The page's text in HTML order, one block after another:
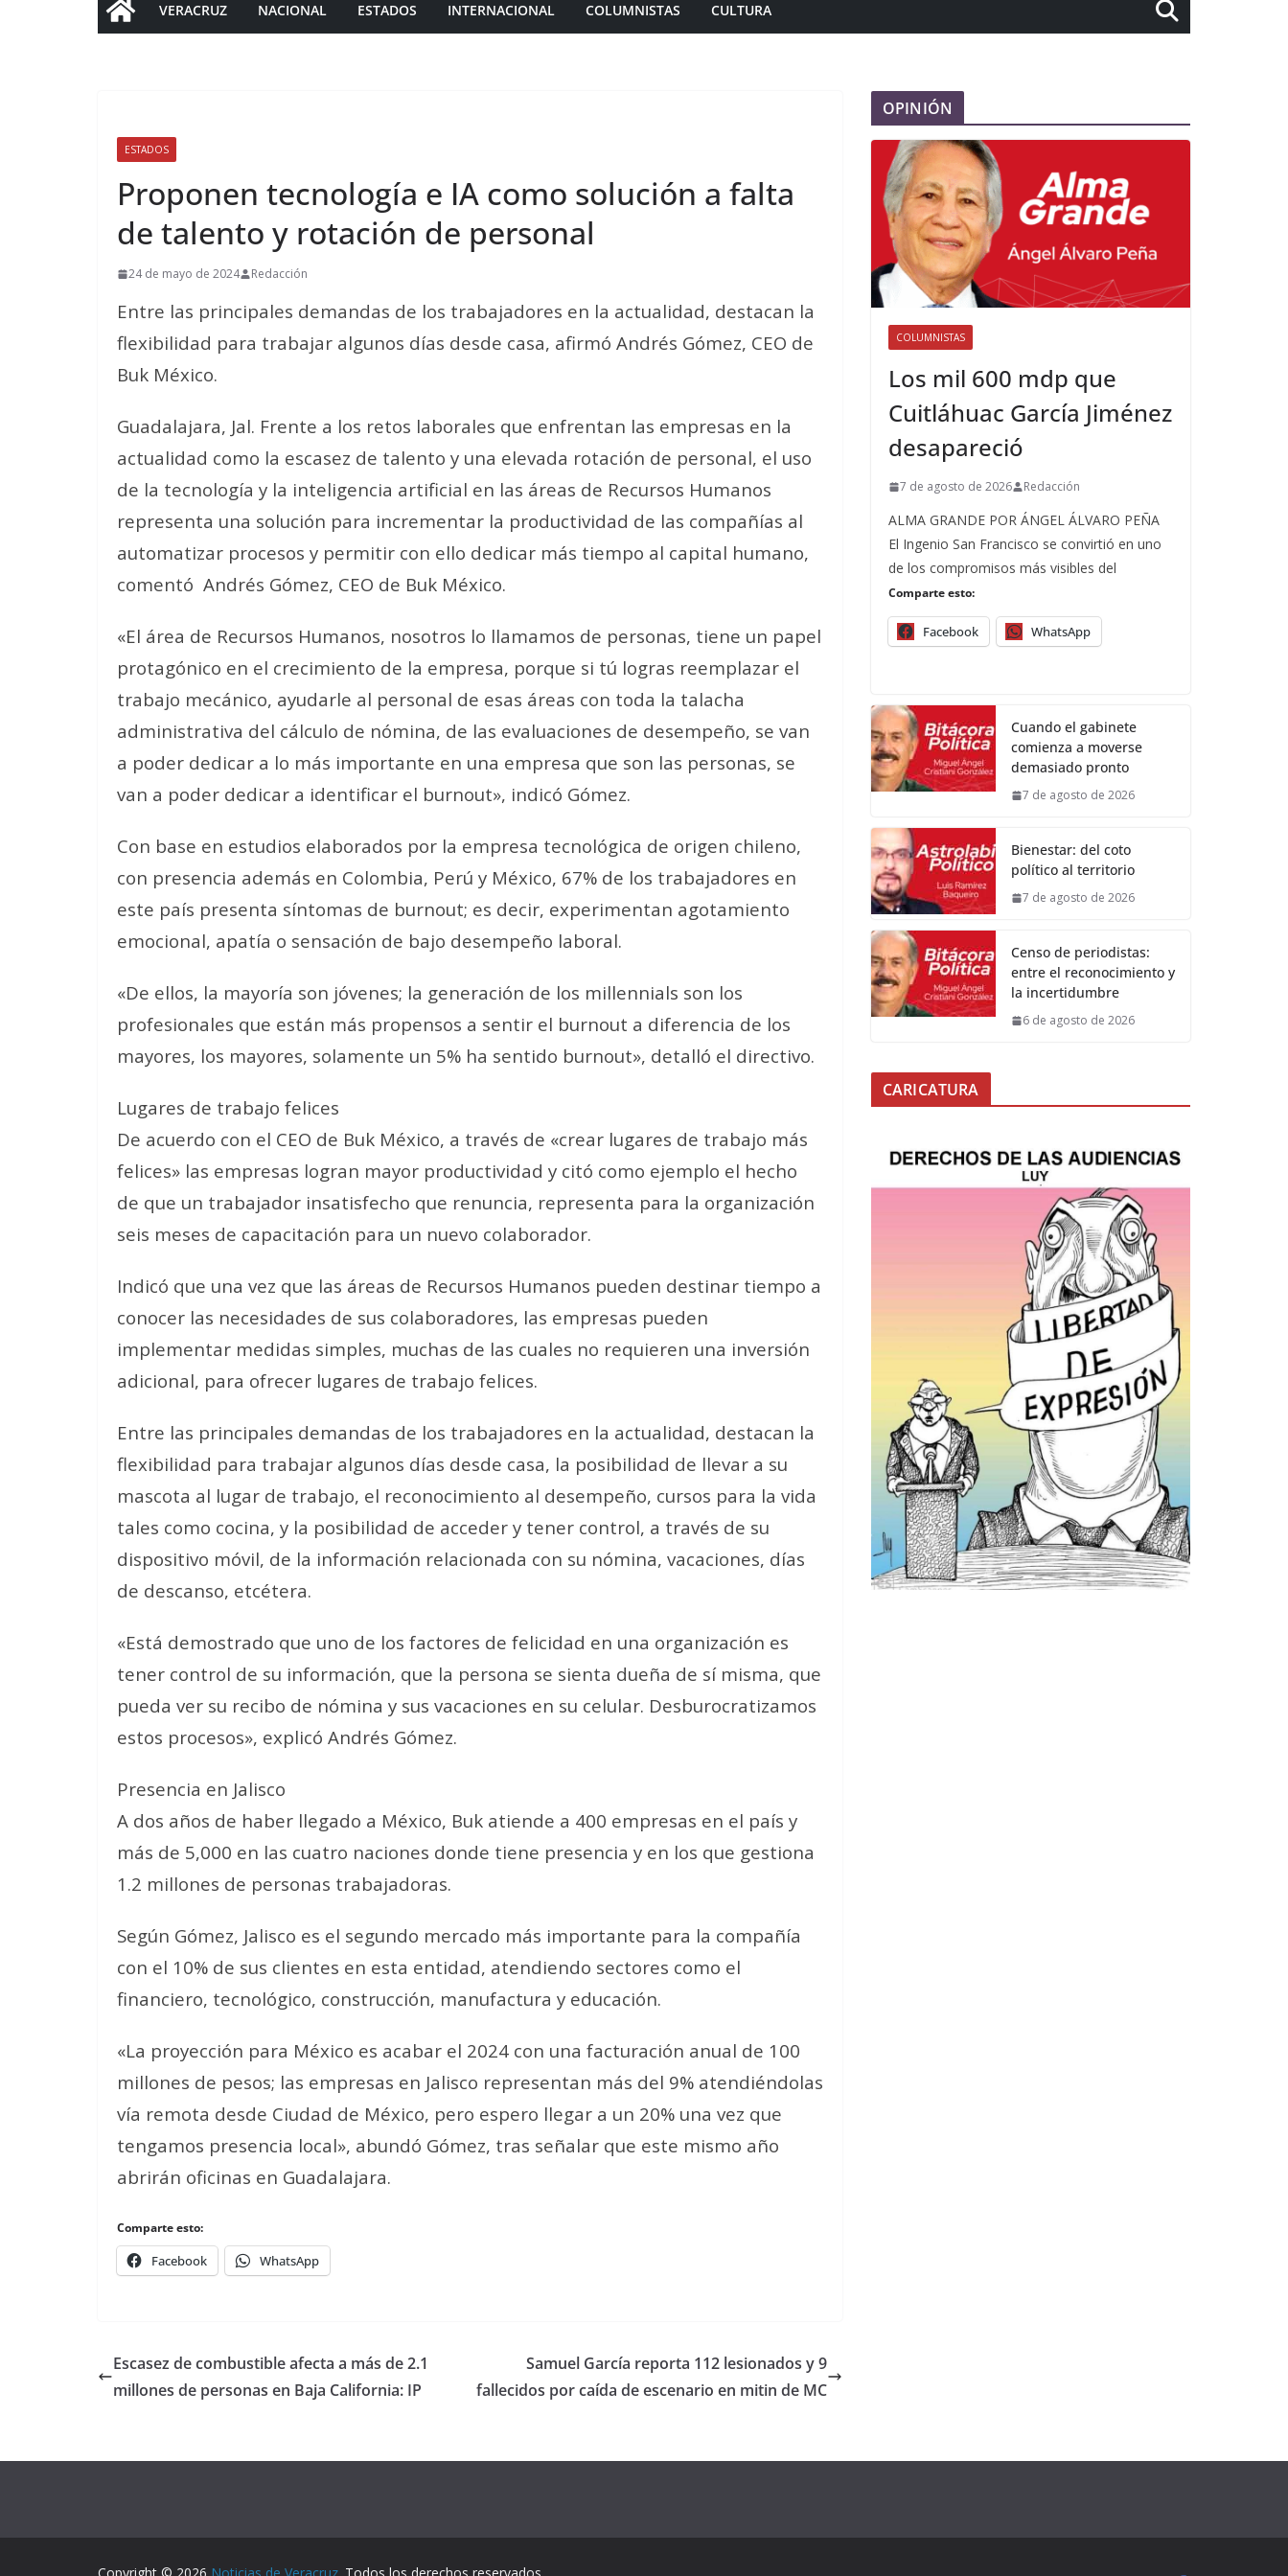
VERACRUZ NACIONAL ESTADOS INTERNACIONAL COLUMNISTAS CULTURA
ESTADOS
Proponen tecnología e IA como solución a falta
de talento y rotación de personal
24 de mayo de 2024 Redacción
Entre las principales demandas de los trabajadores en la actualidad, destacan la
flexibilidad para trabajar algunos días desde casa, afirmó Andrés Gómez, CEO de
Buk México.
Guadalajara, Jal. Frente a los retos laborales que enfrentan las empresas en la
actualidad como la escasez de talento y una elevada rotación de personal, el uso
de la tecnología y la inteligencia artificial en las áreas de Recursos Humanos
representa una solución para incrementar la productividad de las compañías al
automatizar procesos y permitir con ello dedicar más tiempo al capital humano,
comentó Andrés Gómez, CEO de Buk México.
«El área de Recursos Humanos, nosotros lo llamamos de personas, tiene un papel
protagónico en el crecimiento de la empresa, porque si tú logras reemplazar el
trabajo mecánico, ayudarle al personal de esas áreas con toda la talacha
administrativa del cálculo de nómina, de las evaluaciones de desempeño, se van
a poder dedicar a lo más importante en una empresa que son las personas, se
van a poder dedicar a identificar el burnout», indicó Gómez.
Con base en estudios elaborados por la empresa tecnológica de origen chileno,
con presencia además en Colombia, Perú y México, 67% de los trabajadores en
este país presenta síntomas de burnout; es decir, experimentan agotamiento
emocional, apatía o sensación de bajo desempeño laboral.
«De ellos, la mayoría son jóvenes; la generación de los millennials son los
profesionales que están más propensos a sentir el burnout a diferencia de los
mayores, los mayores, solamente un 5% ha sentido burnout», detalló el directivo.
Lugares de trabajo felices
De acuerdo con el CEO de Buk México, a través de «crear lugares de trabajo más
felices» las empresas logran mayor productividad y citó como ejemplo el hecho
de que un trabajador insatisfecho que renuncia, representa para la organización
seis meses de capacitación para un nuevo colaborador.
Indicó que una vez que las áreas de Recursos Humanos pueden destinar tiempo a
conocer las necesidades de sus colaboradores, las empresas pueden
implementar medidas simples, muchas de las cuales no requieren una inversión
adicional, para ofrecer lugares de trabajo felices.
Entre las principales demandas de los trabajadores en la actualidad, destacan la
flexibilidad para trabajar algunos días desde casa, la posibilidad de llevar a su
mascota al lugar de trabajo, el reconocimiento al desempeño, cursos para la vida
tales como cocina, y la posibilidad de acceder y tener control, a través de su
dispositivo móvil, de la información relacionada con su nómina, vacaciones, días
de descanso, etcétera.
«Está demostrado que uno de los factores de felicidad en una organización es
tener control de su información, que la persona se sienta dueña de sí misma, que
pueda ver su recibo de nómina y sus vacaciones en su celular. Desburocratizamos
estos procesos», explicó Andrés Gómez.
Presencia en Jalisco
A dos años de haber llegado a México, Buk atiende a 400 empresas en el país y
más de 5,000 en las cuatro naciones donde tiene presencia y en los que gestiona
1.2 millones de personas trabajadoras.
Según Gómez, Jalisco es el segundo mercado más importante para la compañía
con el 10% de sus clientes en esta entidad, atendiendo sectores como el
financiero, tecnológico, construcción, manufactura y educación.
«La proyección para México es acabar el 2024 con una facturación anual de 100
millones de pesos; las empresas en Jalisco representan más del 9% atendiéndolas
vía remota desde Ciudad de México, pero espero llegar a un 20% una vez que
tengamos presencia local», abundó Gómez, tras señalar que este mismo año
abrirán oficinas en Guadalajara.
Comparte esto:
Facebook WhatsApp
Escasez de combustible afecta a más de 2.1
millones de personas en Baja California: IP
Samuel García reporta 112 lesionados y 9
fallecidos por caída de escenario en mitin de MC
OPINIÓN
COLUMNISTAS
Los mil 600 mdp que
Cuitláhuac García Jiménez
desapareció
7 de agosto de 2026 Redacción
ALMA GRANDE POR ÁNGEL ÁLVARO PEÑA
El Ingenio San Francisco se convirtió en uno
de los compromisos más visibles del
Comparte esto:
Facebook WhatsApp
Cuando el gabinete
comienza a moverse
demasiado pronto
7 de agosto de 2026
Bienestar: del coto
político al territorio
7 de agosto de 2026
Censo de periodistas:
entre el reconocimiento y
la incertidumbre
6 de agosto de 2026
CARICATURA